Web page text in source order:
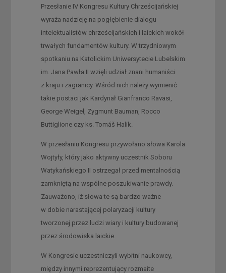
Przesłanie IV Kongresu Kultury Chrześcijańskiej
wyraża nadzieję na pogłębienie dialogu
intelektualistów chrześcijańskich i laickich wokół
trwałych fundamentów kultury. W trzydniowym
spotkaniu na Katolickim Uniwersytecie Lubelskim
im. Jana Pawła II wzięli udział znani humaniści
z kraju i zagranicy. Wśród nich należy wymienić
takie postaci jak Kardynał Gianfranco Ravasi,
George Weigel, Zygmunt Bauman, Rocco
Buttiglione czy ks. Tomáš Halik.
W przesłaniu Kongresu przywołano słowa Karola
Wojtyły, który jako aktywny uczestnik Soboru
Watykańskiego II ostrzegał przed mentalnością
zamkniętą na wspólne poszukiwanie prawdy.
Zauważono, iż słowa te są bardzo ważne
w dobie narastającej polaryzacji kultury
tworzonej przez ludzi wiary i kultury budowanej
przez środowiska laickie.
W Kongresie uczestniczyli wybitni naukowcy,
między innymi reprezentujący rozmaite